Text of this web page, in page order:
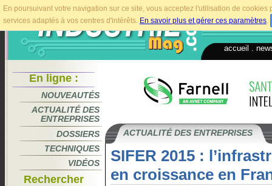
En poursuivant votre navigation sur ce site, vous acceptez l'utilisation de
services adaptés à vos centres d'intérêts. En savoir plus et gérer ces paramètres.
accueil
En ligne :
NOUVEAUTÉS
ACTUALITÉ DES
ENTREPRISES
DOSSIERS
TECHNIQUES
VIDÉOS
Rechercher
ACTUALITÉ DES ENTREPRISES
SIFER 2015 :
en croissance en